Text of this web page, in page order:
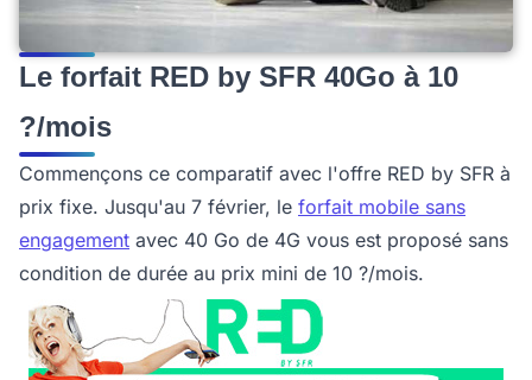
Le forfait RED by SFR 40Go à 10
?/mois
Commençons ce comparatif avec l'offre RED by SFR à
prix fixe. Jusqu'au 7 février, le forfait mobile sans
engagement avec 40 Go de 4G vous est proposé sans
condition de durée au prix mini de 10 ?/mois.